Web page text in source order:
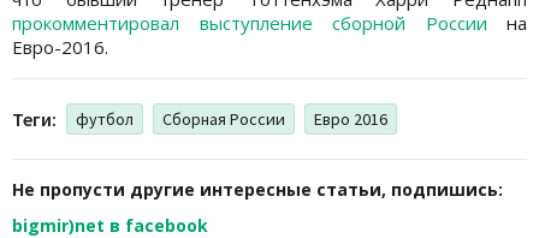
прокомментировал выступление сборной России на
Евро-2016.
Теги: футбол Сборная России Евро 2016
Не пропусти другие интересные статьи, подпишись:
bigmir)net в facebook